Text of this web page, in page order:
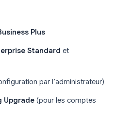
Plus
Standard et
par l’administrateur)
Upgrade (pour les comptes